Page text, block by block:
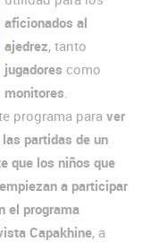
aficionados al
ajedrez, tanto
jugadores como
monitores
programa para ver
partidas de un
que los niños que
a participar
el programa
Capakhine, a